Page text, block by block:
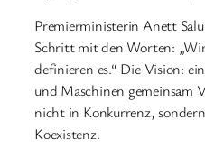
Premierministerin Anett
Schritt mit den Worten:
definieren es.“ Die Vision:
und Maschinen gemeinsam
nicht in Konkurrenz,
Koexistenz.